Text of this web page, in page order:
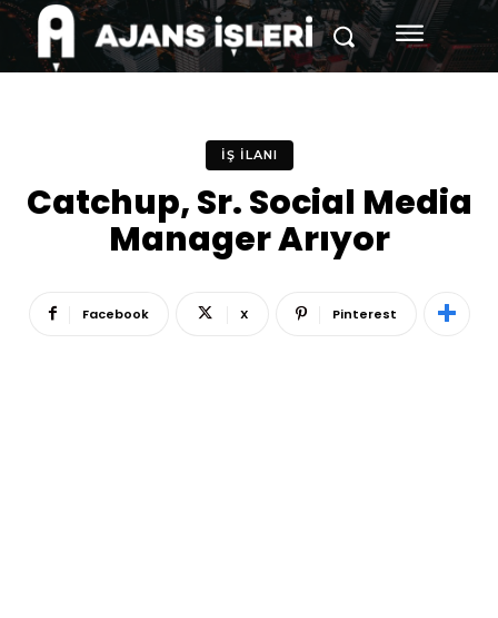
İŞ İLANI
Catchup, Sr. Social Media
Manager Arıyor
Facebook X Pinterest